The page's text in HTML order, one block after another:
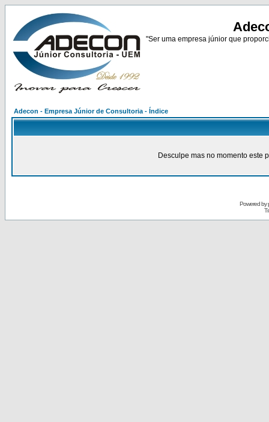
"Ser uma empresa júnior que
Adecon - Empresa Júnior de Consultoria - Índice
Desculpe mas no momento este
Powered by